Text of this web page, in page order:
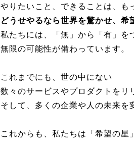
やりたいこと、できることは、も
どうせやるなら世界を驚かせ、 希
私たちには、「無」から「有」を
無限の可能性が備わっています。
これまでにも、世の中にない
数々のサービスやプロダクトをリ
そして、多くの企業や人の未来を
これからも、私たちは「希望の星